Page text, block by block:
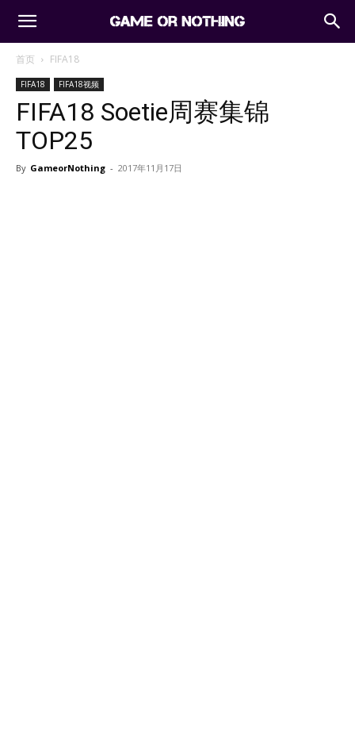
首页 FIFA18
FIFA18 FIFA18视频
FIFA18 Soetie周赛集锦
TOP25
By GameorNothing - 2017年11月17日